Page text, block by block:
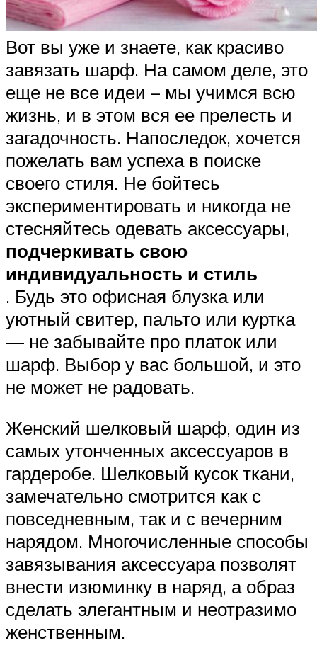
Вот вы уже и знаете, как красиво
завязать шарф. На самом деле, это
еще не все идеи – мы учимся всю
жизнь, и в этом вся ее прелесть и
загадочность. Напоследок, хочется
пожелать вам успеха в поиске
своего стиля. Не бойтесь
экспериментировать и никогда не
стесняйтесь одевать аксессуары,
подчеркивать свою
индивидуальность и стиль
. Будь это офисная блузка или
уютный свитер, пальто или куртка
— не забывайте про платок или
шарф. Выбор у вас большой, и это
не может не радовать.
Женский шелковый шарф, один из
самых утонченных аксессуаров в
гардеробе. Шелковый кусок ткани,
замечательно смотрится как с
повседневным, так и с вечерним
нарядом. Многочисленные способы
завязывания аксессуара позволят
внести изюминку в наряд, а образ
сделать элегантным и неотразимо
женственным.